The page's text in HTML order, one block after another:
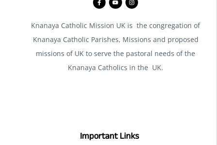
Knanaya Catholic Mission UK is the congregation of
Knanaya Catholic Parishes, Missions and proposed
missions of UK to serve the pastoral needs of the
Knanaya Catholics in the UK.
Important Links